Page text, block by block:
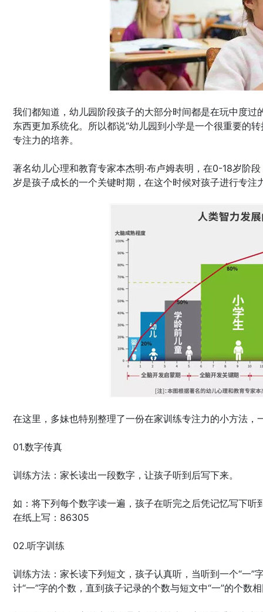
我们都知道，幼儿园阶段孩子的大部分时间都是在玩中度
东西更加系统化。所以都说“幼儿园到小学是一个很重要的
专注力的培养。
著名幼儿心理和教育专家本杰明·布卢姆表明，在0-18岁阶
岁是孩子成长的一个关键时期，在这个时候对孩子进行专
在这里，多妹也特别整理了一份在家训练专注力的小方法，
01.数字传真
训练方法：家长读出一段数字，让孩子听到后写下来。
如：将下列每个数字读一遍，孩子在听完之后凭记忆写下
在纸上写：86305
02.听字训练
训练方法：家长读下列短文，孩子认真听，当听到一个“一”
计“一”字的个数，直到孩子记录的个数与短文中“一”的个数